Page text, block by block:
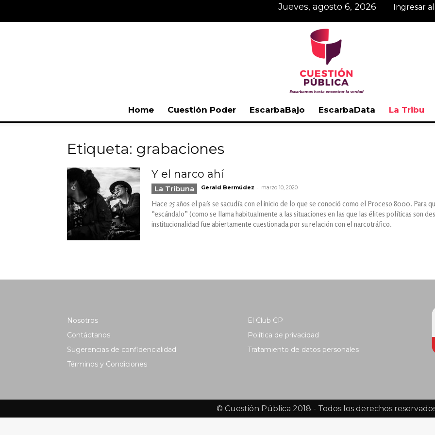
jueves, agosto 6, 2026 Ingresar
Home Cuestión Poder EscarbaBajo EscarbaData La Tribu
Etiqueta: grabaciones
Y el narco ahí
La Tribuna Gerald Bermúdez - marzo 10, 2020
Hace 25 años el país se sacudía con el inicio de lo que se conoció como el Proceso 8000. Para
“escándalo” (como se llama habitualmente a las situaciones en las que las élites políticas son
institucionalidad fue abiertamente cuestionada por su relación con el narcotráfico.
Nosotros
Contáctanos
Sugerencias de confidencialidad
Términos y Condiciones
El Club CP
Política de privacidad
Tratamiento de datos personales
© Cuestión Pública 2018 - Todos los derechos